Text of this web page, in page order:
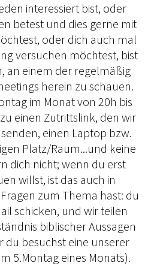
interessiert bist, oder
betest und dies gerne mit
oder dich auch mal
versuchen möchtest, bist
an einem der regelmäßig
herein zu schauen.
im Monat von 20h bis
einen Zutrittslink, den wir
einen Laptop bzw.
Platz/Raum...und keine
dich nicht; wenn du erst
willst, ist das auch in
zum Thema hast: du
schicken, und wir teilen
biblischer Aussagen
besuchst eine unserer
5.Montag eines Monats).